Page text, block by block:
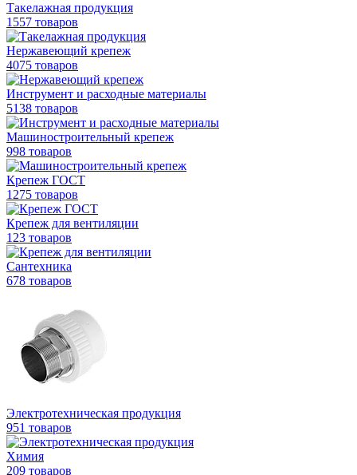
Такелажная продукция
1557 товаров
Нержавеющий крепеж
4075 товаров
Инструмент и расходные материалы
5138 товаров
Машиностроительный крепеж
998 товаров
Крепеж ГОСТ
1275 товаров
Крепеж для вентиляции
123 товаров
Сантехника
678 товаров
Электротехническая продукция
951 товаров
Химия
209 товаров